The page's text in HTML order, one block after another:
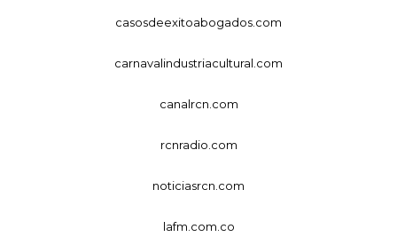
casosdeexitoabogados.com
carnavalindustriacultural.com
canalrcn.com
rcnradio.com
noticiasrcn.com
lafm.com.co